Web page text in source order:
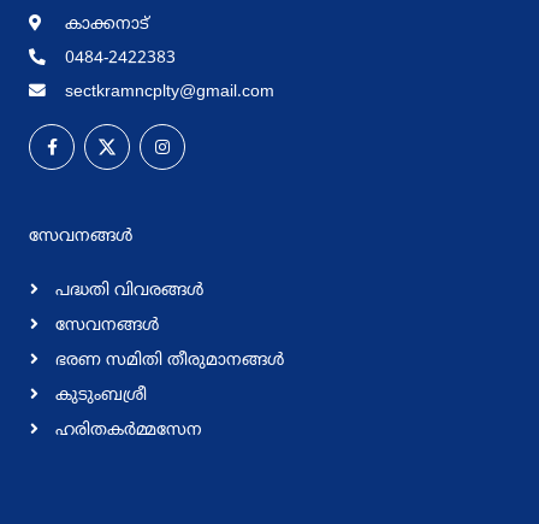
കാക്കനാട്
0484-2422383
sectkramncplty@gmail.com
സേവനങ്ങള്‍
പദ്ധതി വിവരങ്ങള്‍
സേവനങ്ങള്‍
ഭരണ സമിതി തീരുമാനങ്ങള്‍
കുടുംബശ്രീ
ഹരിതകര്‍മ്മസേന